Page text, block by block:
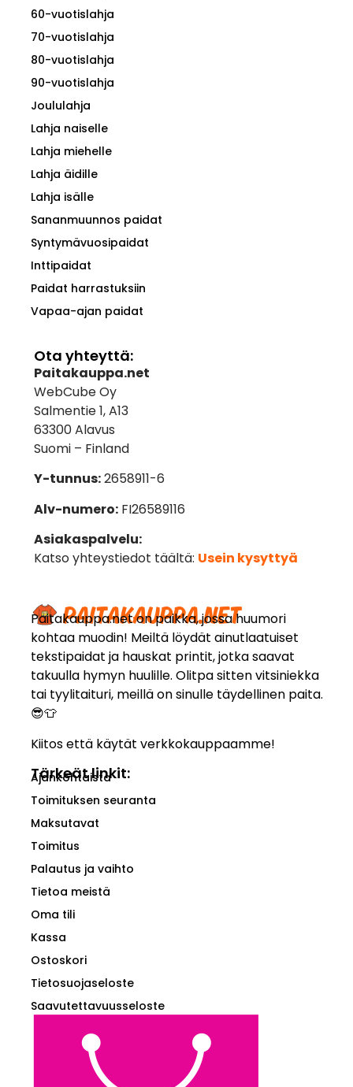
Paitakauppa.net on paikka, jossa huumori
kohtaa muodin! Meiltä löydät ainutlaatuiset
tekstipaidat ja hauskat printit, jotka saavat
takuulla hymyn huulille. Olitpa sitten vitsiniekka
tai tyylitaituri, meillä on sinulle täydellinen paita.
😎👕
Kiitos että käytät verkkokauppaamme!
Tärkeät linkit:
Ajankohtaista
Toimituksen seuranta
Maksutavat
Toimitus
Palautus ja vaihto
Tietoa meistä
Oma tili
Kassa
Ostoskori
Tietosuojaseloste
Saavutettavuusseloste
60-vuotislahja
70-vuotislahja
80-vuotislahja
90-vuotislahja
Joululahja
Lahja naiselle
Lahja miehelle
Lahja äidille
Lahja isälle
Sananmuunnos paidat
Syntymävuosipaidat
Inttipaidat
Paidat harrastuksiin
Vapaa-ajan paidat
Ota yhteyttä:
Paitakauppa.net
WebCube Oy
Salmentie 1, A13
63300 Alavus
Suomi – Finland
Y-tunnus:2658911-6
Alv-numero:FI26589116
Asiakaspalvelu:
Katso yhteystiedot täältä: Usein kysyttyä